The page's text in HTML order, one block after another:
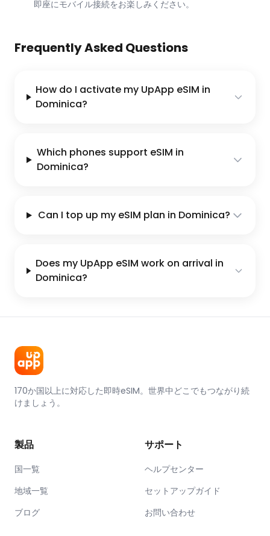
即座にモバイル接続をお楽しみください。
Frequently Asked Questions
How do I activate my UpApp eSIM in
Dominica?
Which phones support eSIM in
Dominica?
Can I top up my eSIM plan in Dominica?
Does my UpApp eSIM work on arrival in
Dominica?
170か国以上に対応した即時eSIM。世界中どこでもつながり続
けましょう。
製品
国一覧
地域一覧
ブログ
サポート
ヘルプセンター
セットアップガイド
お問い合わせ